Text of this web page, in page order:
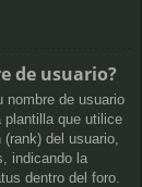
de usuario?
nombre de usuario
plantilla que utilice
del usuario,
indicando la
dentro del foro.